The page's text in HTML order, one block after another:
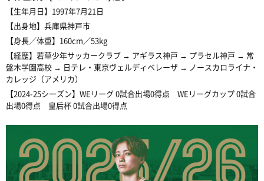
【生年月日】 1997年7月21日
【出身地】 兵庫県神戸市
【身長／体重】160cm／53kg
【経歴】 若草少年サッカークラブ → アギラス神戸 → プラセル神戸 → 常
盤木学園高校 → 日テレ・東京ヴェルディベレーザ → ノースカロライナ・
カレッジ（アメリカ）
【2024-25シーズン】WEリーグ 0試合出場0得点 WEリーグカップ 0試合
出場0得点 皇后杯 0試合出場0得点